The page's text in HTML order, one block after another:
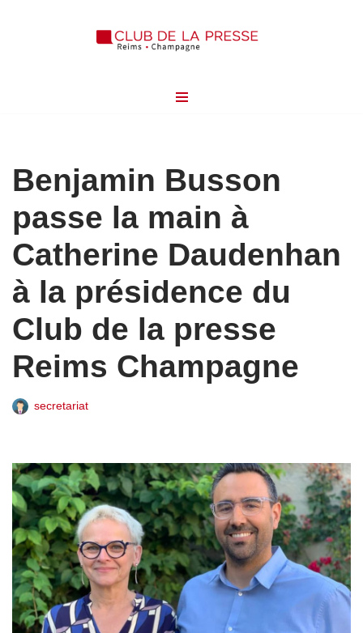
Benjamin Busson
passe la main à
Catherine Daudenhan
à la présidence du
Club de la presse
Reims Champagne
secretariat